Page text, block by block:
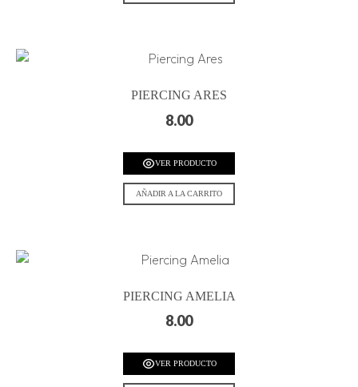
PIERCING ARES
8.00
VER PRODUCTO
AÑADIR A LA CARRITO
PIERCING AMELIA
8.00
VER PRODUCTO